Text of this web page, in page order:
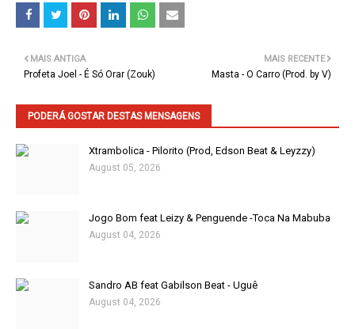
MAIS RECENTE
Masta - O Carro (Prod. by V)
MAIS ANTIGA
Profeta Joel - É Só Orar (Zouk)
PODERÁ GOSTAR DESTAS MENSAGENS
Xtrambolica - Pilorito (Prod, Edson Beat & Leyzzy)
August 05, 2026
Jogo Bom feat Leizy & Penguende -Toca Na Mabuba
August 04, 2026
Sandro AB feat Gabilson Beat - Uguê
August 04, 2026